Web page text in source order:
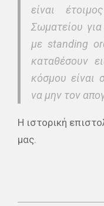
είναι
Σωματείου
με standing
καταθέσουν
κόσμου είναι
να μην τον
Η ιστορική
μας.